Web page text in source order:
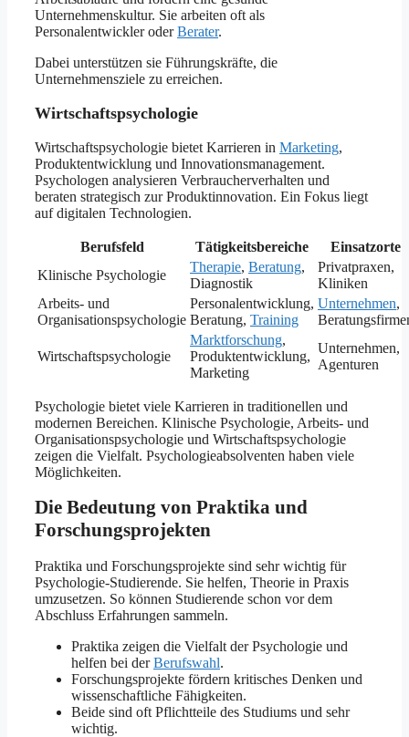
Unternehmenskultur. Sie arbeiten oft als
Personalentwickler oderBerater.
Dabei unterstützen sie Führungskräfte, die
Unternehmensziele zu erreichen.
Wirtschaftspsychologie
Wirtschaftspsychologie bietet Karrieren in Marketing,
Produktentwicklung und Innovationsmanagement.
Psychologen analysieren Verbraucherverhalten und
beraten strategisch zur Produktinnovation. Ein Fokus liegt
auf digitalen Technologien.
Berufsfeld Tätigkeitsbereiche
Einsatzorte
Klinische Psychologie
Therapie, Beratung,
Diagnostik
Privatpraxen,
Kliniken
Arbeits- und
Organisationspsychologie
Personalentwicklung,
Beratung, Training
Unternehmen,
Wirtschaftspsychologie
Marktforschung,
Produktentwicklung,
Marketing
Unternehmen,
Agenturen
Psychologie bietet viele Karrieren in traditionellen und
modernen Bereichen. Klinische Psychologie, Arbeits- und
Organisationspsychologie und Wirtschaftspsychologie
zeigen die Vielfalt. Psychologieabsolventen haben viele
Möglichkeiten.
Die Bedeutung von Praktika und
Forschungsprojekten
Praktika und Forschungsprojekte sind sehr wichtig für
Psychologie-Studierende. Sie helfen, Theorie in Praxis
umzusetzen. So können Studierende schon vor dem
Abschluss Erfahrungen sammeln.
Praktika zeigen die Vielfalt der Psychologie und
helfen bei derBerufswahl.
Forschungsprojekte fördern kritisches Denken und
wissenschaftliche Fähigkeiten.
Beide sind oft Pflichtteile des Studiums und sehr
wichtig.